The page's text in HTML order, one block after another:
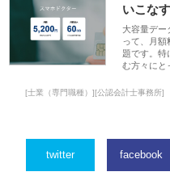
いこな
大容量デー
って、月額
題です。特
む方々にと
[士業（専門職種）][公認会計士事務所]
twitter facebook